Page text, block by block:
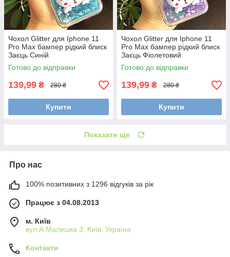
Чохол Glitter для Iphone 11
Pro Max бампер рідкий блиск
Заєць Синій
Готово до відправки
139,99 ₴ 280 ₴
Купити
Чохол Glitter для Iphone 11
Pro Max бампер рідкий блиск
Заєць Фіолетовий
Готово до відправки
139,99 ₴ 280 ₴
Купити
Показати ще
Про нас
100% позитивних з 1296 відгуків за рік
Працює з 04.08.2013
м. Київ
вул.А.Малишка 3, Київ, Україна
Контакти